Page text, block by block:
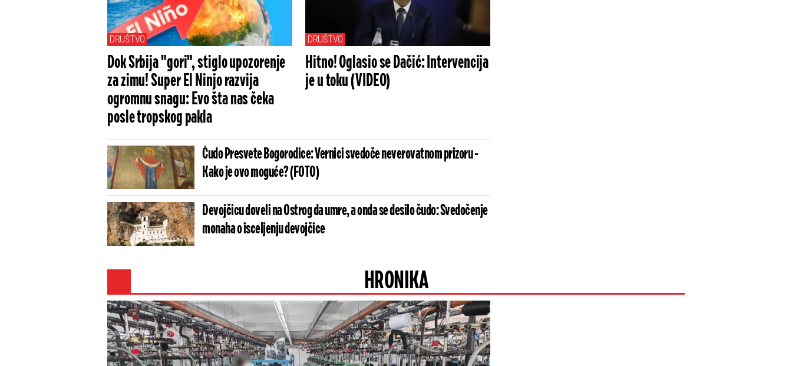
DRUŠTVO
Dok Srbija "gori", stiglo upozorenje
za zimu! Super El Ninjo razvija
ogromnu snagu: Evo šta nas čeka
posle tropskog pakla
DRUŠTVO
Hitno! Oglasio se Dačić: Intervencija
je u toku (VIDEO)
Čudo Presvete Bogorodice: Vernici svedoče neverovatnom prizoru -
Kako je ovo moguće? (FOTO)
Devojčicu doveli na Ostrog da umre, a onda se desilo čudo: Svedočenje
monaha o isceljenju devojčice
HRONIKA